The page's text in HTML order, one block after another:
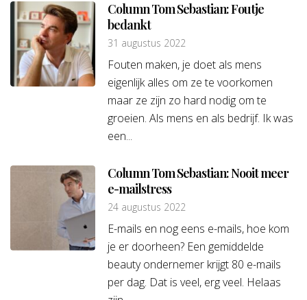
Column Tom Sebastian: Foutje
bedankt
31 augustus 2022
Fouten maken, je doet als mens
eigenlijk alles om ze te voorkomen
maar ze zijn zo hard nodig om te
groeien. Als mens en als bedrijf. Ik was
een...
Column Tom Sebastian: Nooit meer
e-mailstress
24 augustus 2022
E-mails en nog eens e-mails, hoe kom
je er doorheen? Een gemiddelde
beauty ondernemer krijgt 80 e-mails
per dag. Dat is veel, erg veel. Helaas